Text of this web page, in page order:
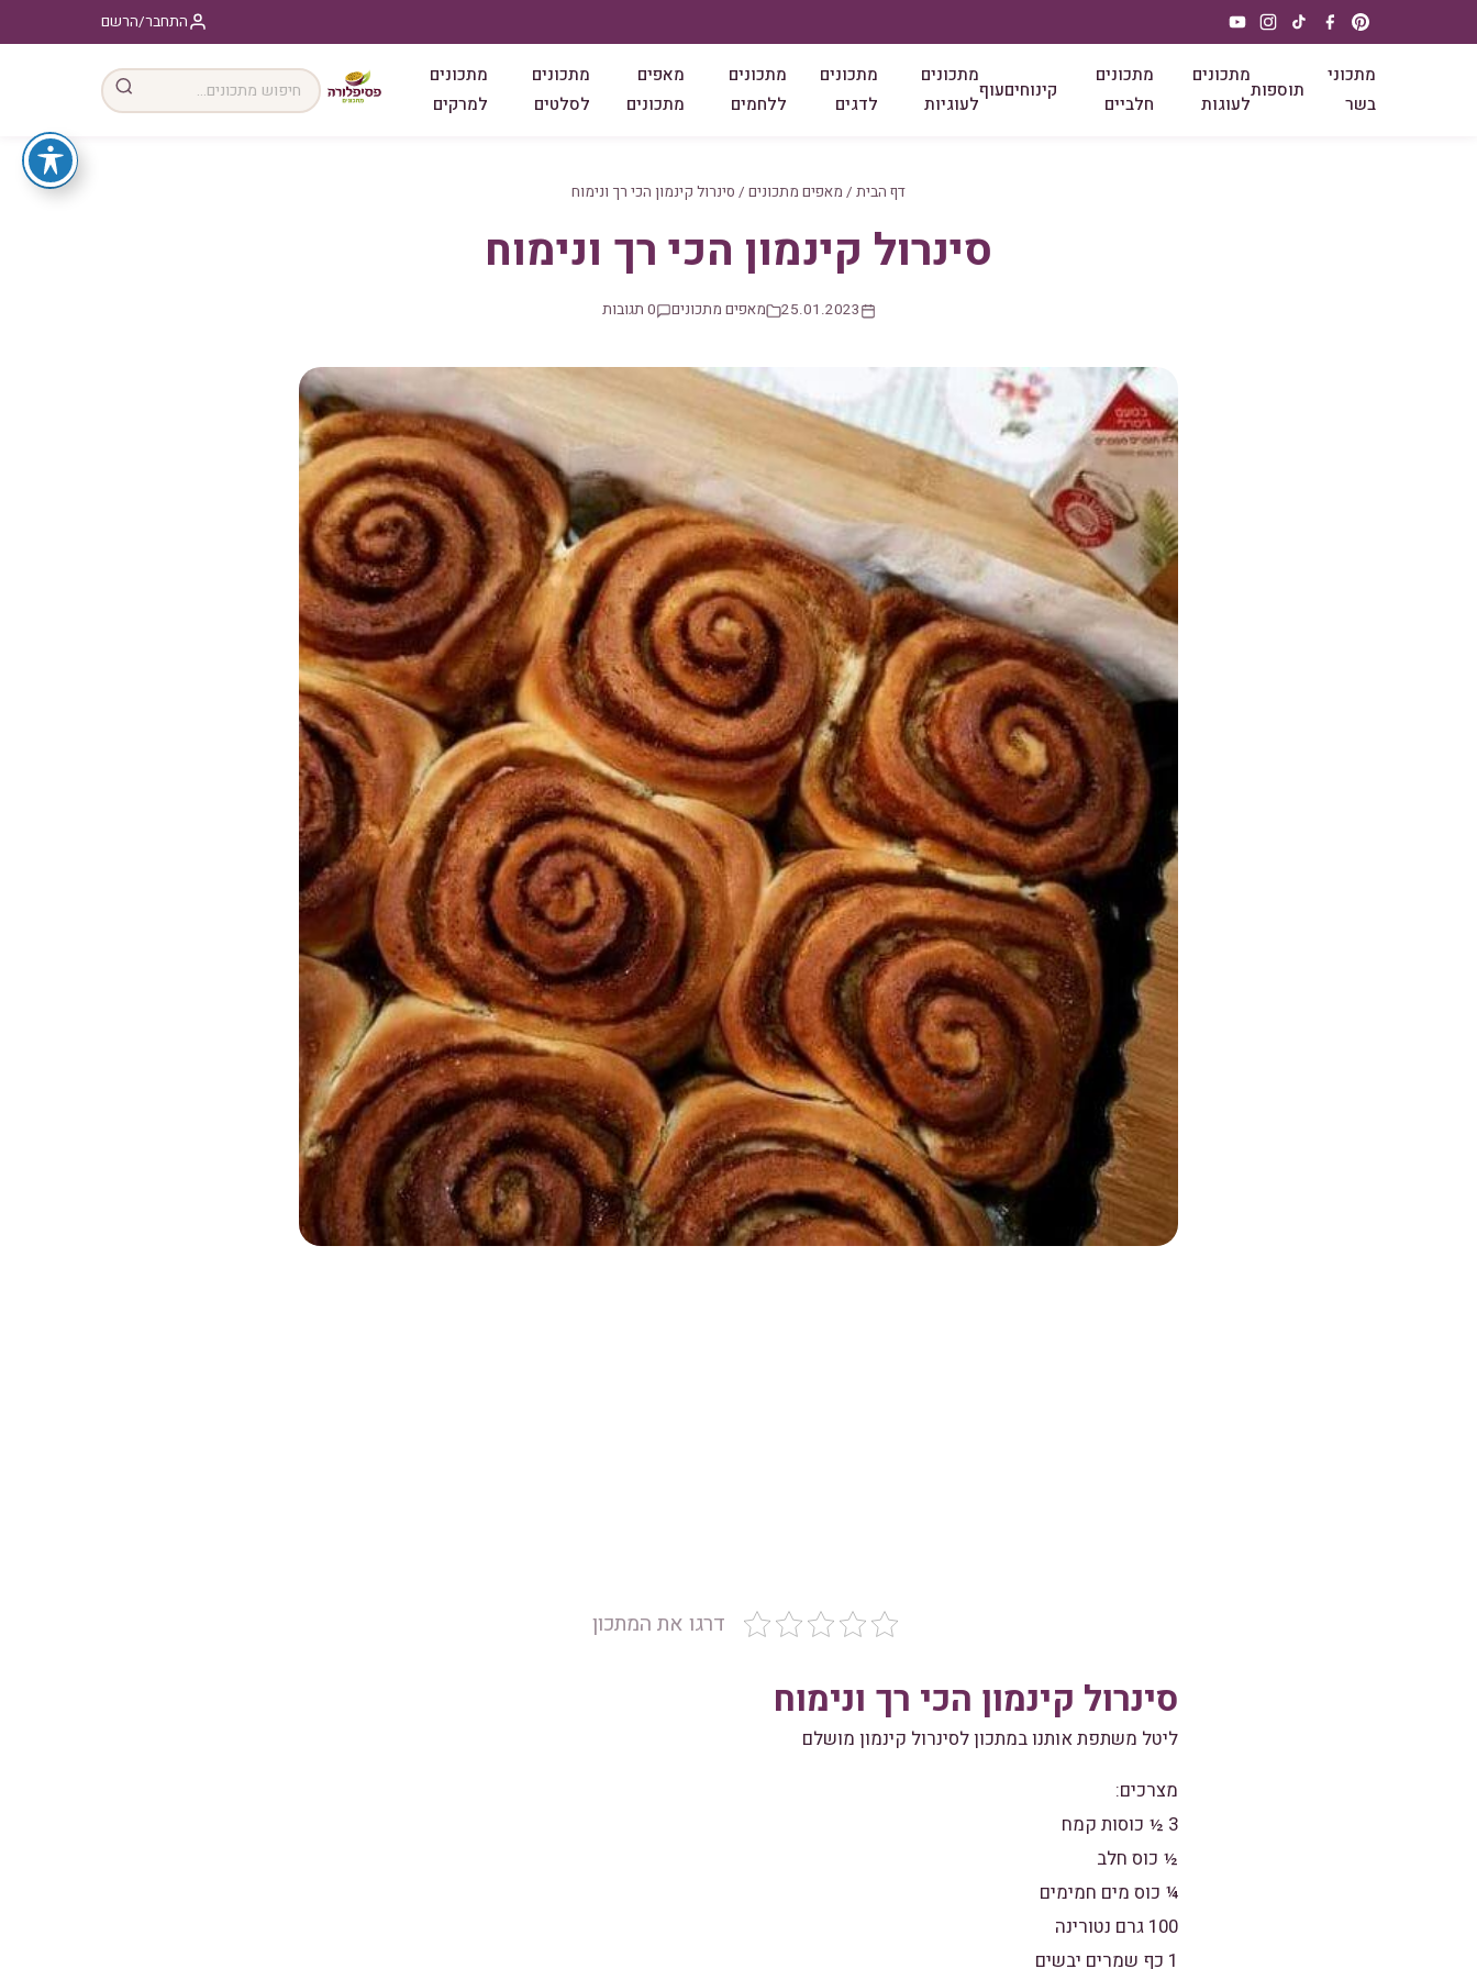
התחבר/הרשם
מתכוני
בשר
תוספות
מתכונים
לעוגות
מתכונים
חלביים
קינוחיםעוף
מתכונים
לעוגיות
מתכונים
לדגים
מתכונים
ללחמים
מאפים
מתכונים
מתכונים
לסלטים
מתכונים
למרקים
דף הבית / מאפים מתכונים / סינרול קינמון הכי רך ונימוח
סינרול קינמון הכי רך ונימוח
25.01.2023 מאפים מתכונים 0 תגובות
דרגו את המתכון
סינרול קינמון הכי רך ונימוח
ליטל משתפת אותנו במתכון לסינרול קינמון מושלם
מצרכים:
3 ½ כוסות קמח
½ כוס חלב
¼ כוס מים חמימים
100 גרם נטורינה
1 כף שמרים יבשים